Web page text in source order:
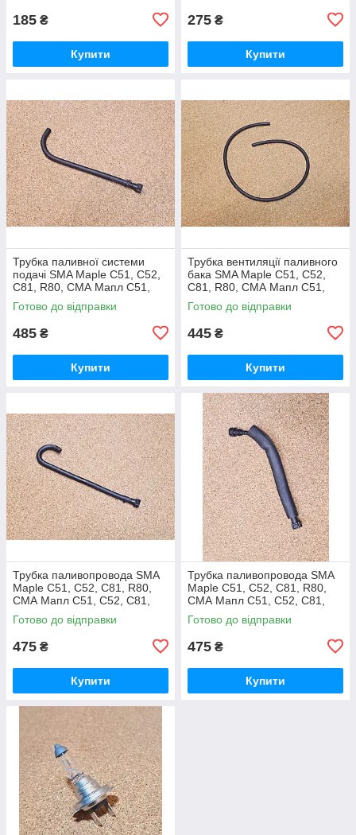
185 ₴
Купити
275 ₴
Купити
Трубка паливної системи
подачі SMA Maple C51, C52,
C81, R80, СМА Мапл С51,
С52, С81, Р80
Готово до відправки
485 ₴
Купити
Трубка вентиляції паливного
бака SMA Maple C51, C52,
C81, R80, СМА Мапл С51,
С52, С81, Р80
Готово до відправки
445 ₴
Купити
Трубка паливопровода SMA
Maple C51, C52, C81, R80,
СМА Мапл С51, С52, С81,
Р80
Готово до відправки
475 ₴
Купити
Трубка паливопровода SMA
Maple C51, C52, C81, R80,
СМА Мапл С51, С52, С81,
Р80
Готово до відправки
475 ₴
Купити